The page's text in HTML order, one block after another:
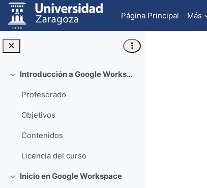
Salta al contenido principal
Página Principal
Más
Colapsar Introducción a Google Workspace
Profesorado
Objetivos
Contenidos
Licencia del curso
Colapsar
Inicio en Google Workspace